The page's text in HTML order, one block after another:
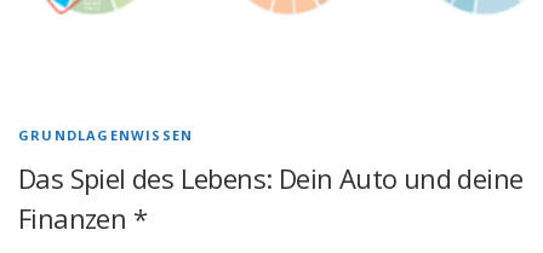
GRUNDLAGENWISSEN
Das Spiel des Lebens: Dein Auto und deine
Finanzen *